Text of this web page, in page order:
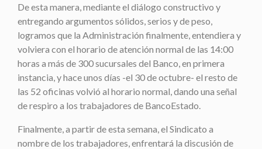
De esta manera, mediante el diálogo constructivo y
entregando argumentos sólidos, serios y de peso,
logramos que la Administración finalmente, entendiera y
volviera con el horario de atención normal de las 14:00
horas a más de 300 sucursales del Banco, en primera
instancia, y hace unos días -el 30 de octubre- el resto de
las 52 oficinas volvió al horario normal, dando una señal
de respiro a los trabajadores de BancoEstado.
Finalmente, a partir de esta semana, el Sindicato a
nombre de los trabajadores, enfrentará la discusión de